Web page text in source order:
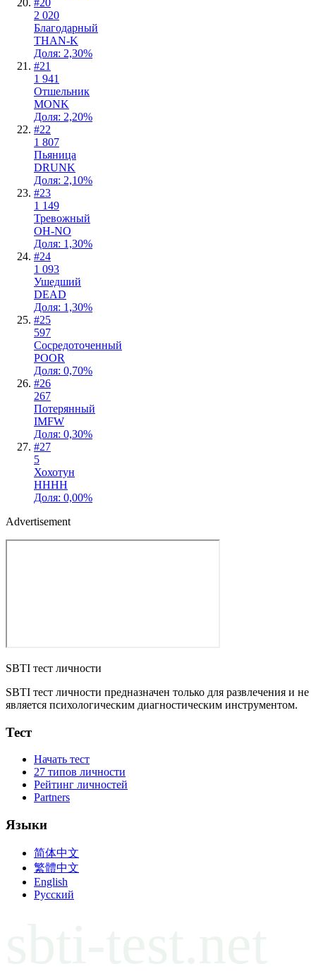
2 020
Благодарный
THAN-K
Доля: 2,30%
#21
1 941
Отшельник
MONK
Доля: 2,20%
#22
1 807
Пьяница
DRUNK
Доля: 2,10%
#23
1 149
Тревожный
OH-NO
Доля: 1,30%
#24
1 093
Ушедший
DEAD
Доля: 1,30%
#25
597
Сосредоточенный
POOR
Доля: 0,70%
#26
267
Потерянный
IMFW
Доля: 0,30%
#27
5
Хохотун
HHHH
Доля: 0,00%
Advertisement
SBTI тест личности
SBTI тест личности предназначен только для развлечения и не
является психологическим диагностическим инструментом.
Тест
Начать тест
27 типов личности
Рейтинг личностей
Partners
Языки
简体中文
繁體中文
English
Русский